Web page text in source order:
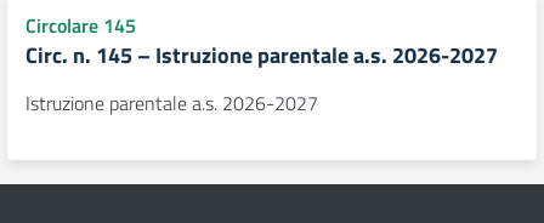
Circolare 145
Circ. n. 145 – Istruzione parentale a.s. 2026-2027
Istruzione parentale a.s. 2026-2027